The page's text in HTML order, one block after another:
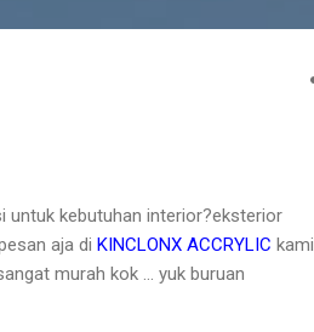
untuk kebutuhan interior?eksterior
aja di KINCLONX ACCRYLIC kami
murah kok ... yuk buruan